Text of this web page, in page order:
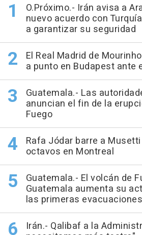
O.Próximo.- Irán avisa a
nuevo acuerdo con
a garantizar su seguridad
El Real Madrid de
a punto en Budapest ante
Guatemala.- Las
anuncian el fin de la
Fuego
Rafa Jódar barre a
octavos en Montreal
Guatemala.- El volcán de
Guatemala aumenta su
las primeras evacuaciones
Irán.- Qalibaf a la